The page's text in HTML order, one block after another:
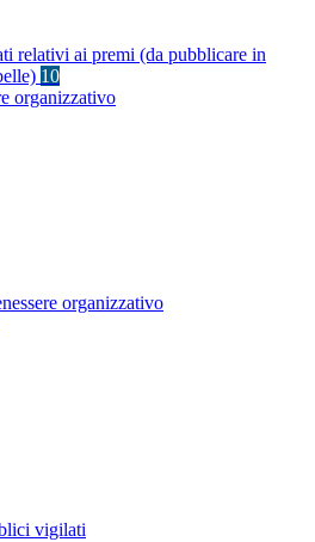
relativi ai premi (da pubblicare in
10
organizzativo
organizzativo
vigilati